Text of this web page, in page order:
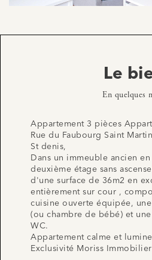
Le
En quelques
Appartement 3 pièces
Rue du Faubourg Saint
St denis,
Dans un immeuble ancien
deuxième étage sans
d'une surface de 36m2 en
entièrement sur cour ,
cuisine ouverte équipée,
(ou chambre de bébé) et
WC.
Appartement calme et
Exclusivité Moriss Immobilier